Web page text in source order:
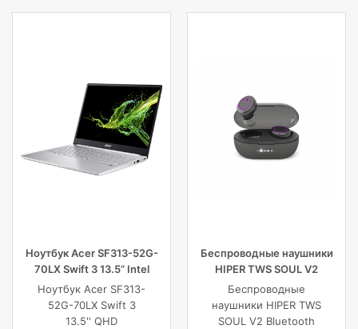
Ноутбук Acer SF313-52G-
70LX Swift 3 13.5” Intel
Core i7 16 GB 1TB SSD,
Silver
Ноутбук Acer SF313-
52G-70LX Swift 3
13.5'' QHD
Беспроводные наушники
HIPER TWS SOUL V2
Bluetooth 5.0 гарнитура Li-
Pol 2x43mAh+380mAh,
черный
Беспроводные
наушники HIPER TWS
SOUL V2 Bluetooth